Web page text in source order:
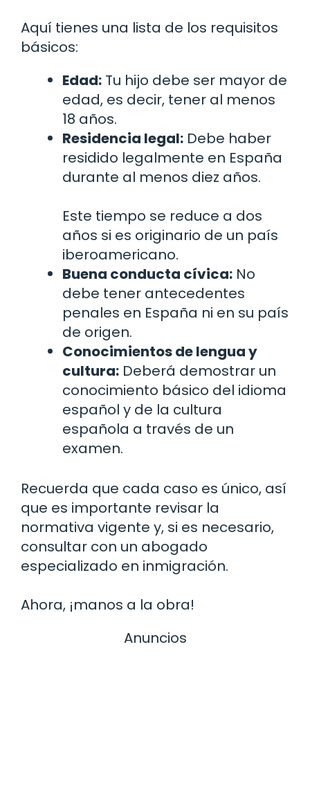
Aquí tienes una lista de los requisitos
básicos:
Edad: Tu hijo debe ser mayor de
edad, es decir, tener al menos
18 años.
Residencia legal: Debe haber
residido legalmente en España
durante al menos diez años.
Este tiempo se reduce a dos
años si es originario de un país
iberoamericano.
Buena conducta cívica: No
debe tener antecedentes
penales en España ni en su país
de origen.
Conocimientos de lengua y
cultura: Deberá demostrar un
conocimiento básico del idioma
español y de la cultura
española a través de un
examen.
Recuerda que cada caso es único, así
que es importante revisar la
normativa vigente y, si es necesario,
consultar con un abogado
especializado en inmigración.
Ahora, ¡manos a la obra!
Anuncios